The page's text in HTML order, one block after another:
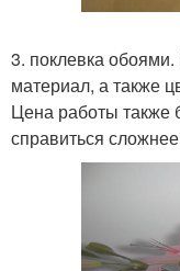
3. поклевка
материал, а также
Цена работы также
справиться